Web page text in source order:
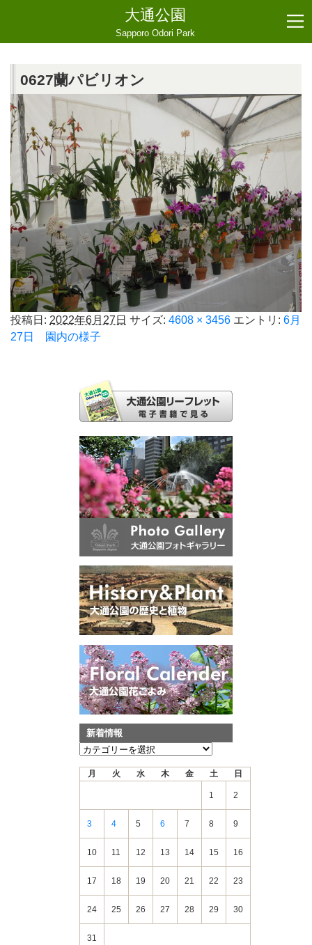
大通公園
Sapporo Odori Park
0627蘭パビリオン
投稿日: 2022年6月27日 サイズ: 4608 × 3456 エントリ: 6月
27日 園内の様子
新着情報
新
月 火 水 木 金 土 日
1 2
3 4 5 6 7 8 9
10 11 12 13 14 15 16
17 18 19 20 21 22 23
24 25 26 27 28 29 30
31